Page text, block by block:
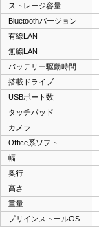
ストレージ容量
Bluetoothバージョン
有線LAN
無線LAN
バッテリー駆動時間
搭載ドライブ
USBポート数
タッチパッド
カメラ
Office系ソフト
幅
奥行
高さ
重量
プリインストールOS